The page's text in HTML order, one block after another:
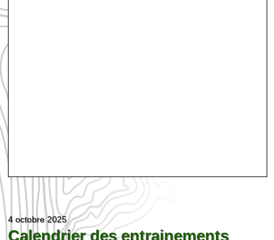
4 octobre 2025
Calendrier des entrainements